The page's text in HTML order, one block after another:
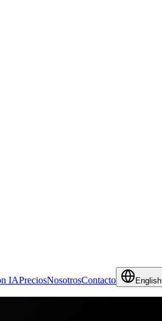
IAPreciosNosotrosContacto English